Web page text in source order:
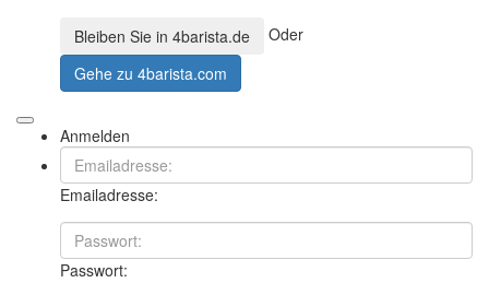
Bleiben Sie in 4barista.de
Oder
Gehe zu 4barista.com
Anmelden
Emailadresse:
Passwort: